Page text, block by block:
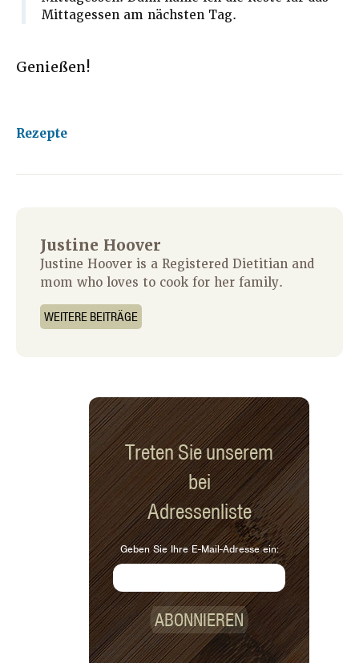
Mittagessen am nächsten Tag.
Genießen!
Rezepte
Justine Hoover
Justine Hoover is a Registered Dietitian and
mom who loves to cook for her family.
WEITERE BEITRÄGE
Treten Sie unserem
bei
Adressenliste
Geben Sie Ihre E-Mail-Adresse ein:
ABONNIEREN